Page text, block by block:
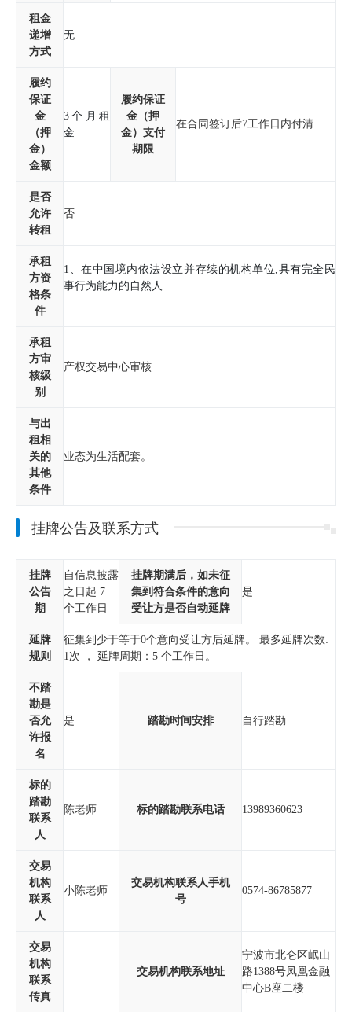
租金
递增
方式
无
履约
保证
金
（押
金）
金额
3个月租
金
履约保证
金（押
金）支付
期限
在合同签订后7工作日内付清
是否
允许
转租
否
承租
方资
格条
件
1、在中国境内依法设立并存续的机构单位,具有完全民
承租
方审
核级
别
产权交易中心审核
与出
租相
关的
其他
条件
业态为生活配套。
挂牌公告及联系方式
挂牌
公告
期
自信息披露
之日起 7
个工作日
挂牌期满后，如未征
集到符合条件的意向
受让方是否自动延牌
是
延牌
规则
征集到少于等于0个意向受让方后延牌。 最多延牌次数:
1次 ， 延牌周期：5 个工作日。
不踏
勘是
否允
许报
名
是 踏勘时间安排 自行踏勘
标的
踏勘
联系
人
陈老师 标的踏勘联系电话 13989360623
交易
机构
联系
人
小陈老师
交易机构联系人手机
号
0574-86785877
交易
机构
联系
传真
交易机构联系地址
宁波市北仑区岷山
路1388号凤凰金融
中心B座二楼